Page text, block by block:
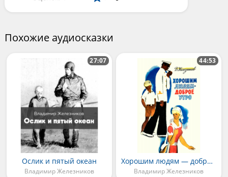
Похожие аудиосказки
Ослик и пятый океан
Владимир Железников
27:07
Хорошим людям — доброе утро
Владимир Железников
44:53